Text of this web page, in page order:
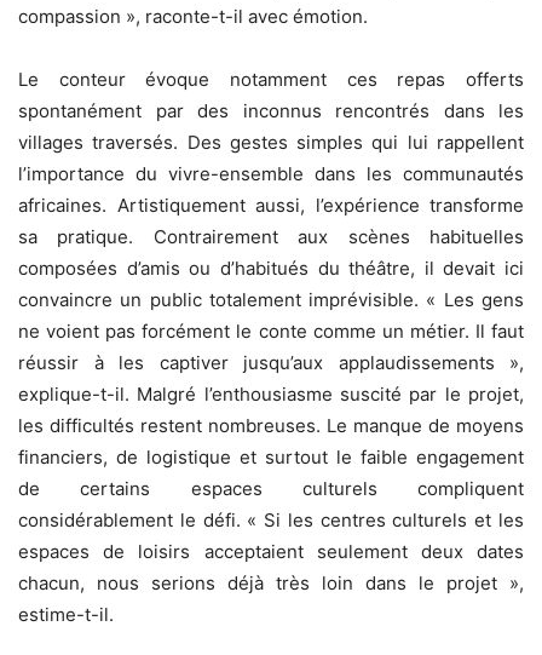
compassion », raconte-t-il avec émotion.
Le conteur évoque notamment ces repas offerts
spontanément par des inconnus rencontrés dans les
villages traversés. Des gestes simples qui lui rappellent
l’importance du vivre-ensemble dans les communautés
africaines. Artistiquement aussi, l’expérience transforme
sa pratique. Contrairement aux scènes habituelles
composées d’amis ou d’habitués du théâtre, il devait ici
convaincre un public totalement imprévisible. « Les gens
ne voient pas forcément le conte comme un métier. Il faut
réussir à les captiver jusqu’aux applaudissements »,
explique-t-il. Malgré l’enthousiasme suscité par le projet,
les difficultés restent nombreuses. Le manque de moyens
financiers, de logistique et surtout le faible engagement
de certains espaces culturels compliquent
considérablement le défi. « Si les centres culturels et les
espaces de loisirs acceptaient seulement deux dates
chacun, nous serions déjà très loin dans le projet »,
estime-t-il.